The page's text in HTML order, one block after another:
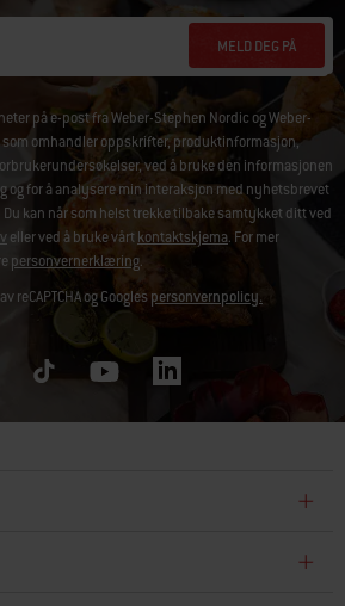
MELD DEG PÅ
på e-post fra Weber-Stephen Nordic og Weber-
omhandler oppskrifter, produktinformasjon,
ved å bruke den informasjonen
og for å analysere min interaksjon med nyhetsbrevet
kan når som helst trekke tilbake samtykket ditt ved
eller ved å bruke vårtkontaktskjema. For mer
personvernerklæring.
og Googlespersonvernpolicy.